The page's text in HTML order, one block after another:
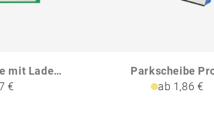
Kartonparkscheibe mit Ladedaueranzeige für E-Autos
€
Parkscheibe
ab 1,86 €